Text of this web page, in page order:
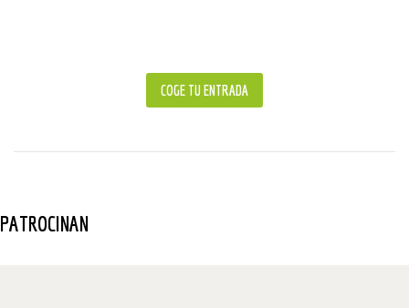
COGE TU ENTRADA
PATROCINAN